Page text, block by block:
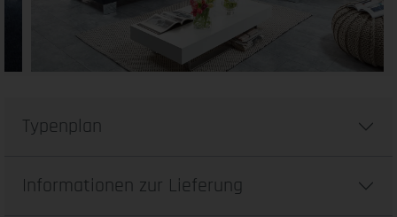
Typenplan
Informationen zur Lieferung